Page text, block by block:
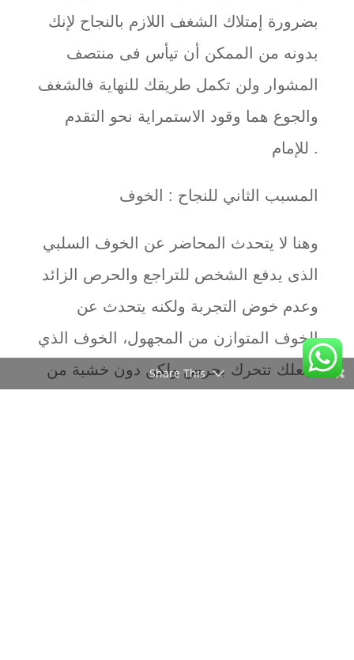
بضرورة إمتلاك الشغف اللازم بالنجاح لإنك
بدونه من الممكن أن تيأس فى منتصف
المشوار ولن تكمل طريقك للنهاية فالشغف
والجوع هما وقود الاستمراية نحو التقدم
للإمام .
المسبب الثاني للنجاح : الخوف
وهنا لا يتحدث المحاضر عن الخوف السلبي
الذى يدفع الشخص للتراجع والحرص الزائد
وعدم خوض التجربة ولكنه يتحدث عن
الخوف المتوازن من المجهول، الخوف الذي
يجعلك تتحرك بحرص ولكن دون خشية من
Share This